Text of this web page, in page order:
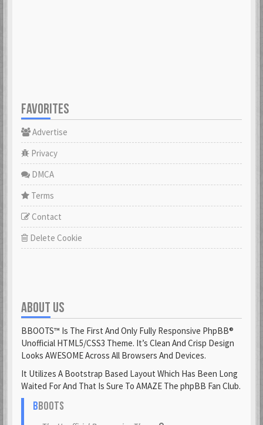
FAVORITES
Advertise
Privacy
DMCA
Terms
Contact
Delete Cookie
ABOUT US
BBOOTS™ Is The First And Only Fully Responsive PhpBB®
Unofficial HTML5/CSS3 Theme. It’s Clean And Crisp Design
Looks AWESOME Across All Browsers And Devices.
It Utilizes A Bootstrap Based Layout Which Has Been Long
Waited For And That Is Sure To AMAZE The phpBB Fan Club.
BBOOTS